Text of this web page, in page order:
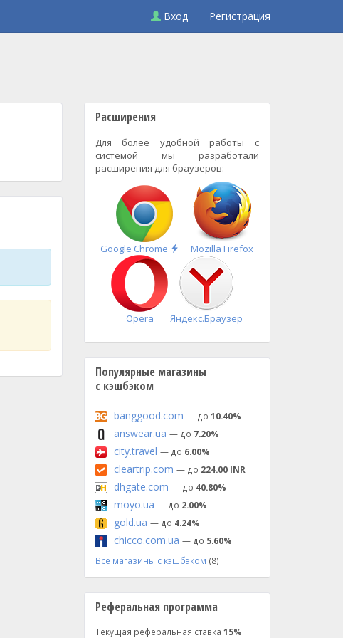
Вход Регистрация
Расширения
Для более удобной работы с
системой мы разработали
расширения для браузеров:
Google Chrome
Быстрая
установка
Mozilla Firefox
Opera Яндекс.Браузер
Популярные магазины
с кэшбэком
banggood.com — до 10.40%
answear.ua — до 7.20%
city.travel — до 6.00%
cleartrip.com — до 224.00 INR
dhgate.com — до 40.80%
moyo.ua — до 2.00%
gold.ua — до 4.24%
chicco.com.ua — до 5.60%
Все магазины с кэшбэком (8)
Реферальная программа
Текущая реферальная ставка 15%